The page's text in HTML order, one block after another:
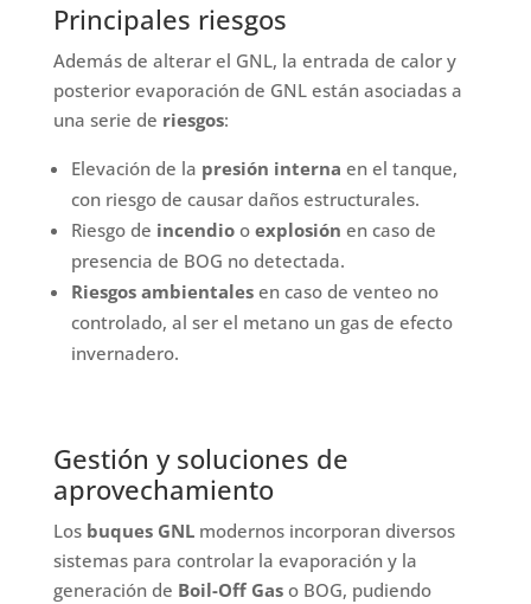
Principales riesgos
Además de alterar el GNL, la entrada de calor y
posterior evaporación de GNL están asociadas a
una serie de riesgos:
Elevación de la presión interna en el tanque,
con riesgo de causar daños estructurales.
Riesgo de incendio o explosión en caso de
presencia de BOG no detectada.
Riesgos ambientales en caso de venteo no
controlado, al ser el metano un gas de efecto
invernadero.
Gestión y soluciones de
aprovechamiento
Los buques GNLmodernos incorporan diversos
sistemas para controlar la evaporación y la
generación de Boil-Off Gaso BOG, pudiendo